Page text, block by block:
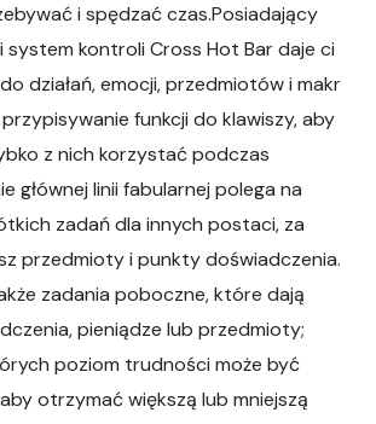
i spędzać czas.Posiadający
system kontroli Cross Hot Bar daje ci
działań, emocji, przedmiotów i makr
funkcji do klawiszy, aby
z nich korzystać podczas
głównej linii fabularnej polega na
zadań dla innych postaci, za
przedmioty i punkty doświadczenia.
zadania poboczne, które dają
pieniądze lub przedmioty;
poziom trudności może być
otrzymać większą lub mniejszą